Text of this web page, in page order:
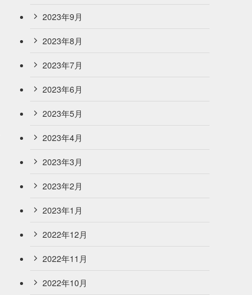
2023年9月
2023年8月
2023年7月
2023年6月
2023年5月
2023年4月
2023年3月
2023年2月
2023年1月
2022年12月
2022年11月
2022年10月